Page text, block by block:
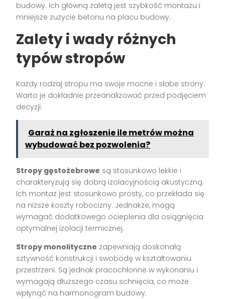
budowy. Ich główną zaletą jest szybkość montażu i
mniejsze zużycie betonu na placu budowy.
Zalety i wady różnych
typów stropów
Każdy rodzaj stropu ma swoje mocne i słabe strony.
Warto je dokładnie przeanalizować przed podjęciem
decyzji.
Garaż na zgłoszenie ile metrów można
wybudować bez pozwolenia?
Stropy gęstożebrowe są stosunkowo lekkie i
charakteryzują się dobrą izolacyjnością akustyczną.
Ich montaż jest stosunkowo prosty, co przekłada się
na niższe koszty robocizny. Jednakże, mogą
wymagać dodatkowego ocieplenia dla osiągnięcia
optymalnej izolacji termicznej.
Stropy monolityczne zapewniają doskonałą
sztywność konstrukcji i swobodę w kształtowaniu
przestrzeni. Są jednak pracochłonne w wykonaniu i
wymagają dłuższego czasu schnięcia, co może
wpłynąć na harmonogram budowy.